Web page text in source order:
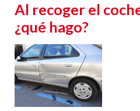
Al recoger el
¿qué hago?